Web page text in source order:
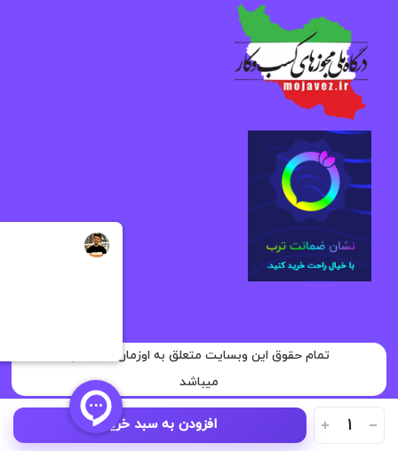
هدفون
افزودن به سبد خرید
تمام حقوق این وبسایت متعلق به اوزمان دیجیتال
میباشد